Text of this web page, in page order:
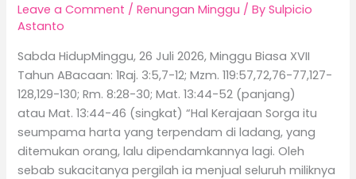
Leave a Comment /Renungan Minggu / BySulpicio
Astanto
Sabda HidupMinggu, 26 Juli 2026, Minggu Biasa XVII
Tahun ABacaan: 1Raj. 3:5,7-12; Mzm. 119:57,72,76-77,127-
128,129-130; Rm. 8:28-30; Mat. 13:44-52 (panjang)
atau Mat. 13:44-46 (singkat) “Hal Kerajaan Sorga itu
seumpama harta yang terpendam di ladang, yang
ditemukan orang, lalu dipendamkannya lagi. Oleh
sebab sukacitanya pergilah ia menjual seluruh miliknya